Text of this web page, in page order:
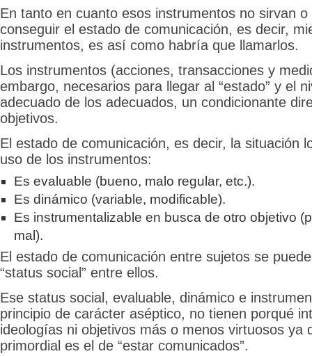
En tanto en cuanto esos instrumentos no sirvan
conseguir el estado de comunicación, es decir,
instrumentos, es así como habría que llamarlos.
Los instrumentos (acciones, transacciones y
embargo, necesarios para llegar al “estado” y el
adecuado de los adecuados, un condicionante
objetivos.
El estado de comunicación, es decir, la situación
uso de los instrumentos:
Es evaluable (bueno, malo regular, etc.).
Es dinámico (variable, modificable).
Es instrumentalizable en busca de otro objetivo
mal).
El estado de comunicación entre sujetos se
“status social” entre ellos.
Ese status social, evaluable, dinámico e
principio de carácter aséptico, no tienen porqué
ideologías ni objetivos más o menos virtuosos ya
primordial es el de “estar comunicados”.